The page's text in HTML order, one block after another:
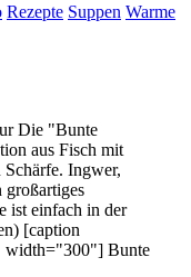
Rezepte Suppen Warme
Die "Bunte
aus Fisch mit
Ingwer,
ist einfach in der
[caption
width="300"] Bunte